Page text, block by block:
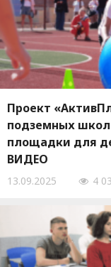
Проект
подземных
площадки для
ВИДЕО
13.09.2025 4